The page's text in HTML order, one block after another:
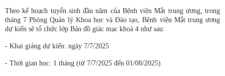
Theo kế hoạch tuyển sinh đầu năm của Bệnh viện Mắt trung ương, trong
tháng 7 Phòng Quản lý Khoa học và Đào tạo, Bệnh viện Mắt trung ương
dự kiến sẽ tổ chức lớp Bản đồ giác mạc khoá 4 như sau:
- Khai giảng dự kiến: ngày 7/7/2025
- Thời gian học: 1 tháng (từ 7/7/2025 đến 01/08/2025)